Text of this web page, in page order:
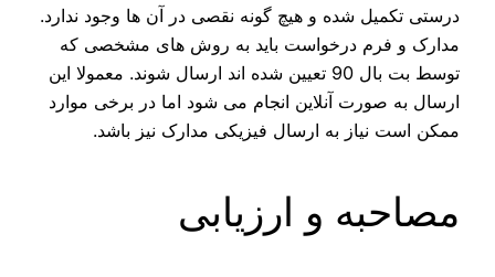
درستی تکمیل شده و هیچ گونه نقصی در آن ها وجود ندارد.
مدارک و فرم درخواست باید به روش‌ های مشخصی که
توسط بت بال 90 تعیین شده‌ اند ارسال شوند. معمولا این
ارسال به صورت آنلاین انجام می‌ شود اما در برخی موارد
ممکن است نیاز به ارسال فیزیکی مدارک نیز باشد.
مصاحبه و ارزیابی